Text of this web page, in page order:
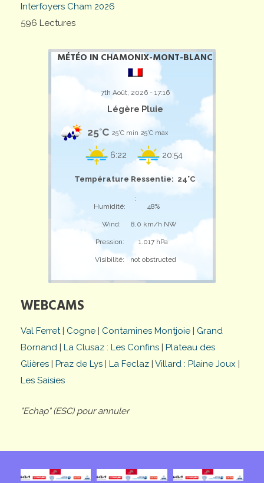
Interfoyers Cham 2026
596 Lectures
MÉTÉO IN CHAMONIX-MONT-BLANC
7th Août, 2026 - 17:16
Légère Pluie
25°C 25°C min 25°C max
6:22 20:54
Température Ressentie: 24°C
;
Humidité:
48%
Wind: 8,0 km/h NW
Pression: 1.017 hPa
Visibilité: not obstructed
WEBCAMS
Val Ferret| Cogne | Contamines Montjoie | Grand
Bornand | La Clusaz : Les Confins | Plateau des
Glières | Praz de Lys | La Feclaz | Villard : Plaine Joux |
Les Saisies
"Echap" (ESC) pour annuler